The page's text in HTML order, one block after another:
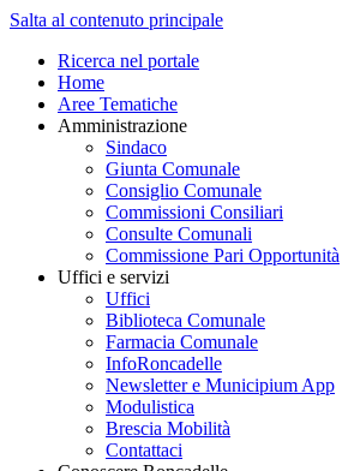
Salta al contenuto principale
Ricerca nel portale
Home
Aree Tematiche
Amministrazione
Sindaco
Giunta Comunale
Consiglio Comunale
Commissioni Consiliari
Consulte Comunali
Commissione Pari Opportunità
Uffici e servizi
Uffici
Biblioteca Comunale
Farmacia Comunale
InfoRoncadelle
Newsletter e Municipium App
Modulistica
Brescia Mobilità
Contattaci